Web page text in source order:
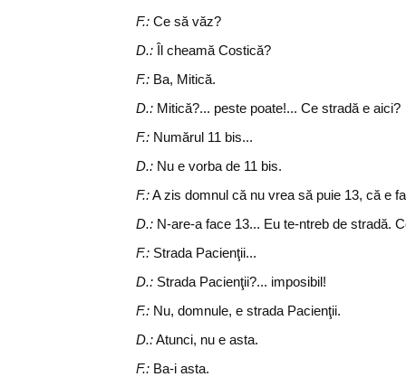
F.: Ce să văz?
D.: Îl cheamă Costică?
F.: Ba, Mitică.
D.: Mitică?... peste poate!... Ce stradă e aici?
F.: Numărul 11 bis...
D.: Nu e vorba de 11 bis.
F.:A zis domnul că nu vrea să puie 13, că e
D.: N-are-a face 13... Eu te-ntreb de stradă.
F.: Strada Pacienţii...
D.: Strada Pacienţii?... imposibil!
F.: Nu, domnule, e strada Pacienţii.
D.:Atunci, nu e asta.
F.: Ba-i asta.